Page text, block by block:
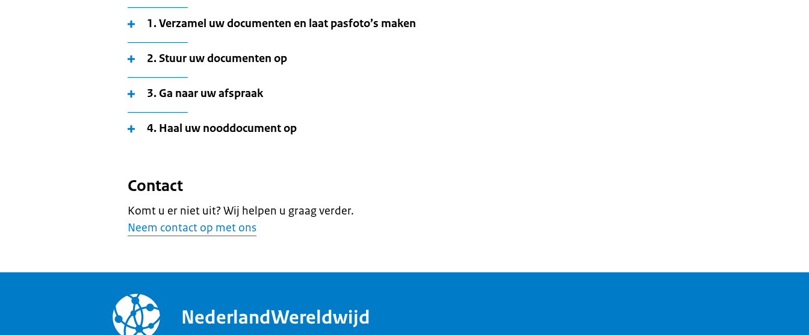
1. Verzamel uw documenten en laat pasfoto’s maken
2. Stuur uw documenten op
3. Ga naar uw afspraak
4. Haal uw nooddocument op
Contact
Komt u er niet uit? Wij helpen u graag verder.
Neem contact op met ons
NederlandWereldwijd